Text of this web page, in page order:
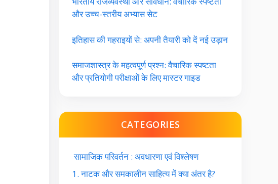
और उच्च-स्तरीय अभ्यास सेट
इतिहास की गहराइयों से: अपनी तैयारी को दें नई उड़ान
समाजशास्त्र के महत्वपूर्ण प्रश्न: वैचारिक स्पष्टता
और प्रतियोगी परीक्षाओं के लिए मास्टर गाइड
CATEGORIES
सामाजिक परिवर्तन : अवधारणा एवं विश्लेषण
1. नाटक और समकालीन साहित्य में क्या अंतर है?